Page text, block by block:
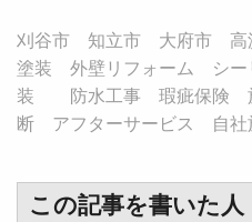
刈谷市 知立市 大府市
塗装 外壁リフォーム シ
装 防水工事 瑕疵保険
断 アフターサービス 自社
この記事を書いた人